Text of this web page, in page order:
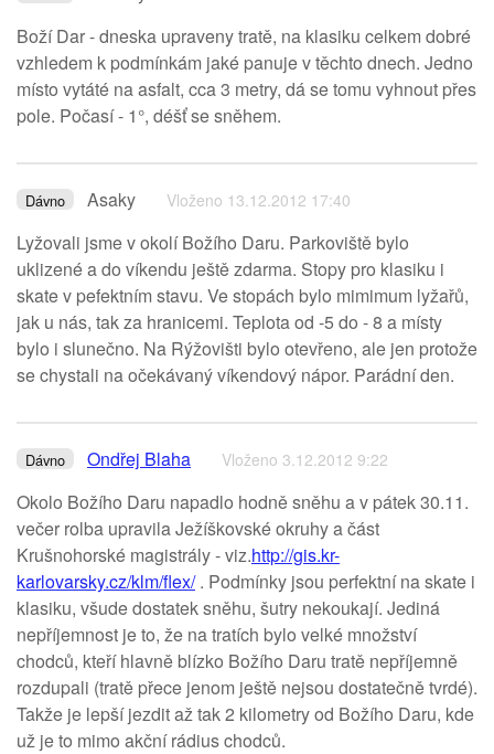
Boží Dar - dneska upraveny tratě, na klasiku celkem dobré
vzhledem k podmínkám jaké panuje v těchto dnech. Jedno
místo vytáté na asfalt, cca 3 metry, dá se tomu vyhnout přes
pole. Počasí - 1°, déšť se sněhem.
Dávno Asaky Vloženo 13.12.2012 17:40
Lyžovali jsme v okolí Božího Daru. Parkoviště bylo
uklizené a do víkendu ještě zdarma. Stopy pro klasiku i
skate v pefektním stavu. Ve stopách bylo mimimum lyžařů,
jak u nás, tak za hranicemi. Teplota od -5 do - 8 a místy
bylo i slunečno. Na Rýžovišti bylo otevřeno, ale jen protože
se chystali na očekávaný víkendový nápor. Parádní den.
Dávno Ondřej Blaha Vloženo 3.12.2012 9:22
Okolo Božího Daru napadlo hodně sněhu a v pátek 30.11.
večer rolba upravila Ježíškovské okruhy a část
Krušnohorské magistrály - viz.http://gis.kr-
karlovarsky.cz/klm/flex/. Podmínky jsou perfektní na skate i
klasiku, všude dostatek sněhu, šutry nekoukají. Jediná
nepříjemnost je to, že na tratích bylo velké množství
chodců, kteří hlavně blízko Božího Daru tratě nepříjemně
rozdupali (tratě přece jenom ještě nejsou dostatečně tvrdé).
Takže je lepší jezdit až tak 2 kilometry od Božího Daru, kde
už je to mimo akční rádius chodců.